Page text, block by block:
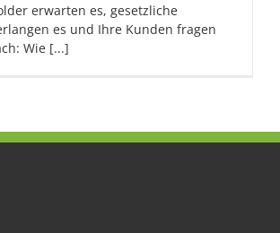
erwarten es, gesetzliche
es und Ihre Kunden fragen
Wie [...]